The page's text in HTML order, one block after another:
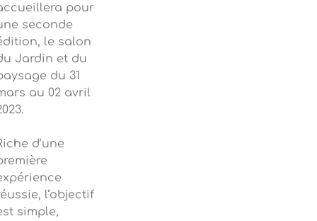
pour
seconde
le salon
Jardin et du
du 31
au 02 avril
d’une
l‘objectif
simple,